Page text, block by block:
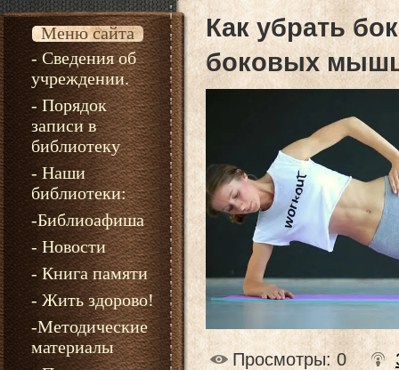
Меню сайта
- Сведения об
учреждении.
- Порядок
записи в
библиотеку
- Наши
библиотеки:
-Библиоафиша
- Новости
- Книга памяти
- Жить здорово!
-Методические
материалы
Как убрать
боковых
Просмотры: 0